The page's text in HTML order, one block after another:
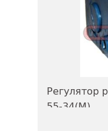
Регулятор
55-34(М)